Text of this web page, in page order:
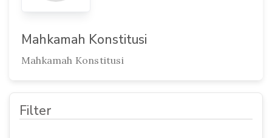
Mahkamah Konstitusi
Mahkamah Konstitusi
Filter